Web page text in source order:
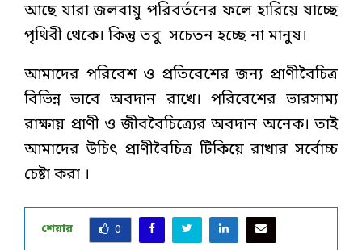
আছে যারা জলবায়ু পরিবর্তনের ফলে হারিয়ে যাচ্ছে
পৃথিবী থেকে। কিন্তু তবু সচেতন হচ্ছে না মানুষ।
আমাদের পরিবেশ ও প্রতিবেশের জন্য প্রাণীবৈচিত্র
বিভিন্ন ভাবে অবদান রাখে। পরিবেশের ভারসাম্য
রাক্ষায় প্রাণী ও জীববৈচিত্র্যের অবদান অনেক। তাই
আমাদের উচিৎ প্রাণীবৈচিত্র টিকিয়ে রাখার সর্বোচ্চ
চেষ্টা করা ।
শেয়ার 0